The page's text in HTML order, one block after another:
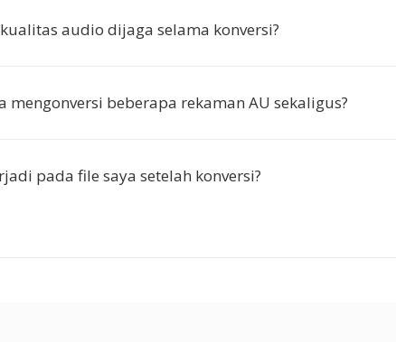
audio dijaga selama konversi?
mengonversi beberapa rekaman AU sekaligus?
pada file saya setelah konversi?